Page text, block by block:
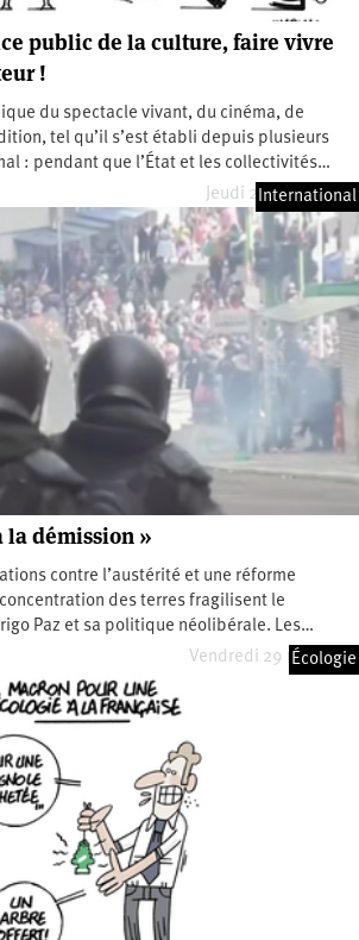
public de la culture, faire vivre
!
du spectacle vivant, du cinéma, de
tel qu’il s’est établi depuis plusieurs
: pendant que l’État et les collectivités…
Jeudi 23 juillet 2026
International
la démission »
contre l’austérité et une réforme
des terres fragilisent le
Paz et sa politique néolibérale. Les…
Vendredi 29 mai 2026
Écologie